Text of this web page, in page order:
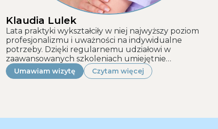
Klaudia Lulek
Lata praktyki wykształciły w niej najwyższy poziom
profesjonalizmu i uważności na indywidualne
potrzeby. Dzięki regularnemu udziałowi w
zaawansowanych szkoleniach umiejętnie…
Umawiam wizytę Czytam więcej